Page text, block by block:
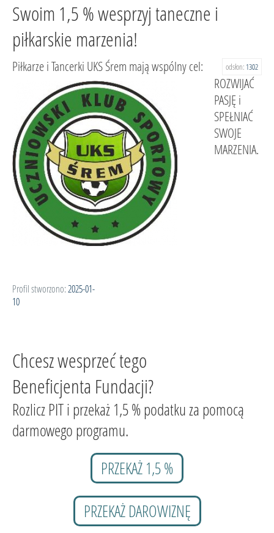
Swoim 1,5 % wesprzyj taneczne i
piłkarskie marzenia!
odsłon: 1302
Piłkarze i Tancerki UKS Śrem mają wspólny cel:
ROZWIJAĆ
PASJĘ i
SPEŁNIAĆ
SWOJE
MARZENIA.
Profil stworzono: 2025-01-
10
Chcesz wesprzeć tego
Beneficjenta Fundacji?
Rozlicz PIT i przekaż 1,5 % podatku za pomocą
darmowego programu.
PRZEKAŻ 1,5 %
PRZEKAŻ DAROWIZNĘ